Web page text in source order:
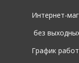
Интернет-
без
График